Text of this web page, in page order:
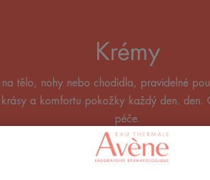
Krémy
tělo, nohy nebo chodidla, pravidelné
a komfortu pokožky každý den. den.
péče.
Obnovující přípravky Hydratační